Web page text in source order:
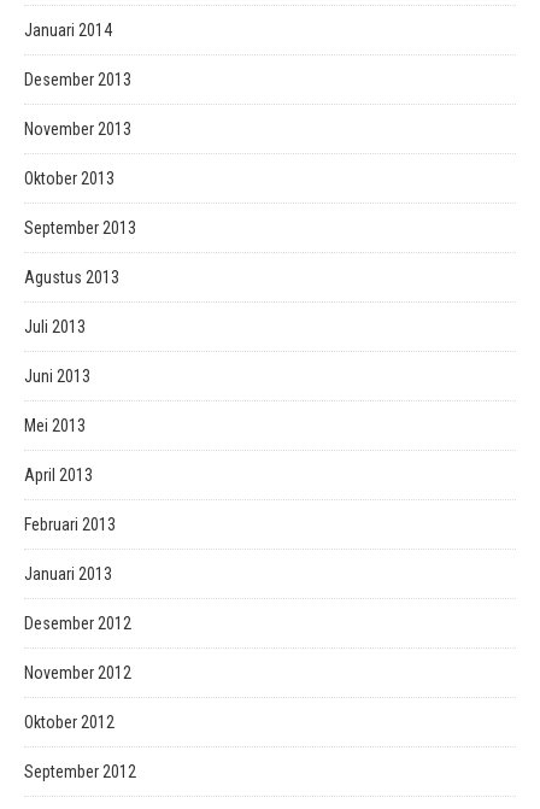
Januari 2014
Desember 2013
November 2013
Oktober 2013
September 2013
Agustus 2013
Juli 2013
Juni 2013
Mei 2013
April 2013
Februari 2013
Januari 2013
Desember 2012
November 2012
Oktober 2012
September 2012